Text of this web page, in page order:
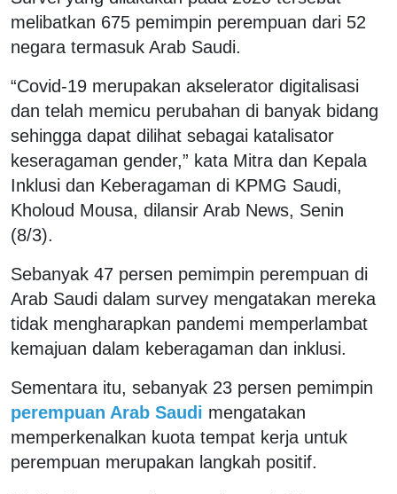
melibatkan 675 pemimpin perempuan dari 52
negara termasuk Arab Saudi.
“Covid-19 merupakan akselerator digitalisasi
dan telah memicu perubahan di banyak bidang
sehingga dapat dilihat sebagai katalisator
keseragaman gender,” kata Mitra dan Kepala
Inklusi dan Keberagaman di KPMG Saudi,
Kholoud Mousa, dilansir Arab News, Senin
(8/3).
Sebanyak 47 persen pemimpin perempuan di
Arab Saudi dalam survey mengatakan mereka
tidak mengharapkan pandemi memperlambat
kemajuan dalam keberagaman dan inklusi.
Sementara itu, sebanyak 23 persen pemimpin
perempuan Arab Saudi mengatakan
memperkenalkan kuota tempat kerja untuk
perempuan merupakan langkah positif.